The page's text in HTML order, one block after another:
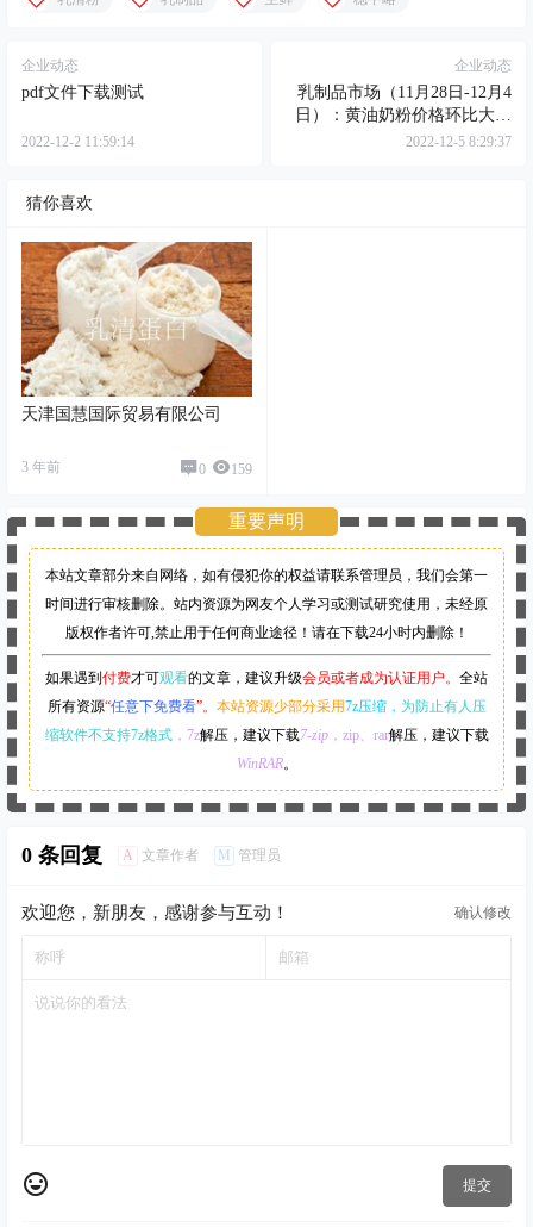
企业动态
pdf文件下载测试
2022-12-2 11:59:14
企业动态
乳制品市场（11月28日-12月4
日）：黄油奶粉价格环比大幅
下跌..
2022-12-5 8:29:37
猜你喜欢
天津国慧国际贸易有限公司
3 年前 0 159
重要声明
本站文章部分来自网络，如有侵犯你的权益请联系管理员， 我们会第一
时间进行审核删除。站内资源为网友个人学习或测试研究使用，未经原
版权作者许可,禁止用于任何商业途径！请在下载24小时内删除！
如果遇到 付费才可观看的文章，建议升级会员或者成为认证用户。 全站
所有资源“任意下免费看”。 本站资源少部分采用7z压缩， 为防止有人压
缩软件不支持7z格式，7z解压，建议下载7-zip，zip、rar解压，建议下载
WinRAR。
0 条回复 A 文章作者 M 管理员
欢迎您，新朋友，感谢参与互动！ 确认修改
提交